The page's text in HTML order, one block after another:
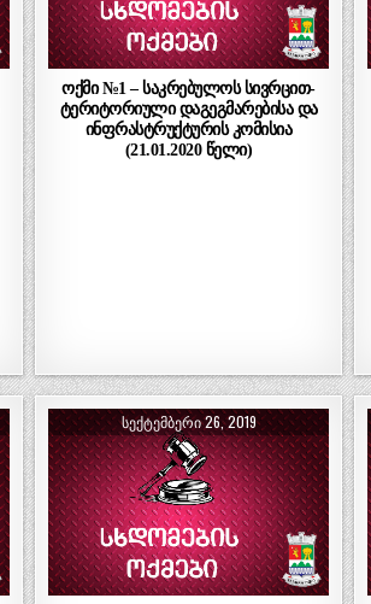
ოქმი №1 – საკრებულოს სივრცით-
ტერიტორიული დაგეგმარებისა და
ინფრასტრუქტურის კომისია
(21.01.2020 წელი)
ᲡᲔᲥᲢᲔᲛᲑᲔᲠᲘ 26, 2019